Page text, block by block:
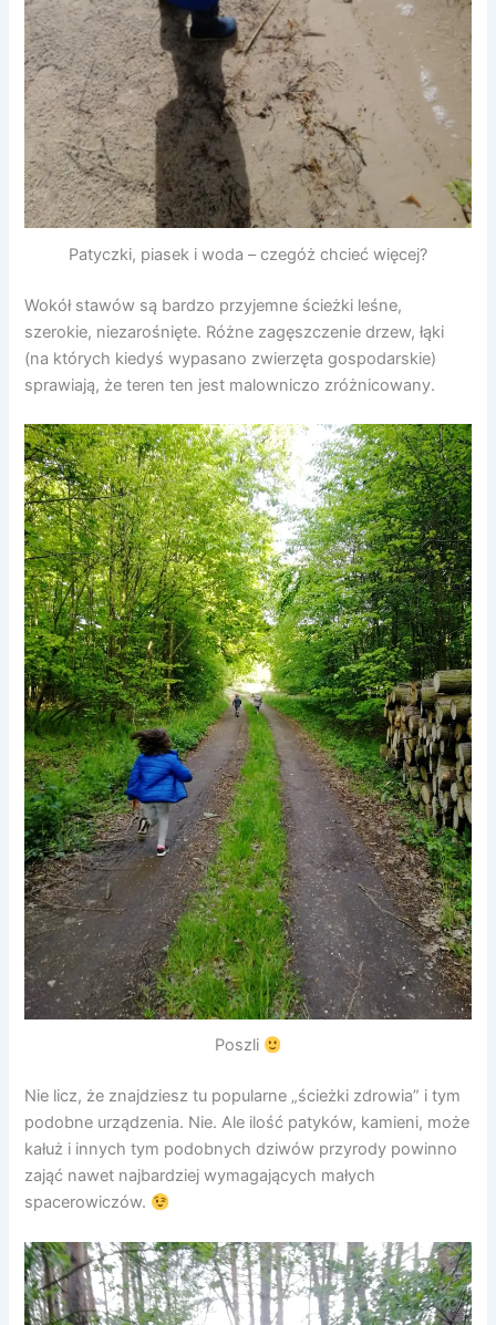
Patyczki, piasek i woda – czegóż chcieć więcej?
Wokół stawów są bardzo przyjemne ścieżki leśne,
szerokie, niezarośnięte. Różne zagęszczenie drzew, łąki
(na których kiedyś wypasano zwierzęta gospodarskie)
sprawiają, że teren ten jest malowniczo zróżnicowany.
Poszli
Nie licz, że znajdziesz tu popularne „ścieżki zdrowia” i tym
podobne urządzenia. Nie. Ale ilość patyków, kamieni, może
kałuż i innych tym podobnych dziwów przyrody powinno
zająć nawet najbardziej wymagających małych
spacerowiczów.